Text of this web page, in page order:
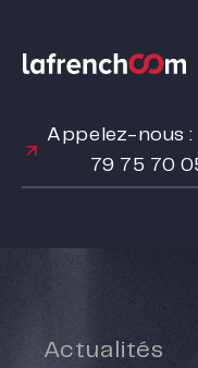
Appelez-nous :
79 75 70
Actualités